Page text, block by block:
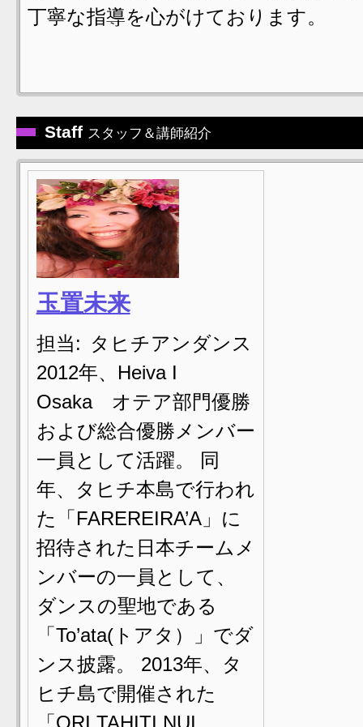
丁寧な指導を心がけております。
Staff スタッフ＆講師紹介
玉置未来
担当: タヒチアンダンス
2012年、Heiva I
Osaka オテア部門優勝
および総合優勝メンバー
一員として活躍。 同
年、タヒチ本島で行われ
た「FAREREIRA’A」に
招待された日本チームメ
ンバーの一員として、
ダンスの聖地である
「To’ata(トアタ）」でダ
ンス披露。 2013年、タ
ヒチ島で開催された